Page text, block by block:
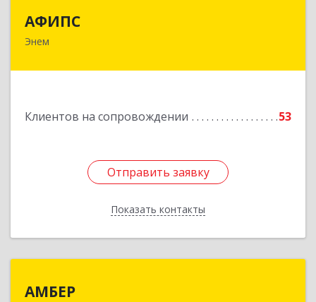
АФИПС
Энем
Клиентов на сопровождении 53
Отправить заявку
Показать контакты
385132, Адыгея Респ, Тахтамукайский р-н, Энем
Отправить заявку
Назад
АМБЕР